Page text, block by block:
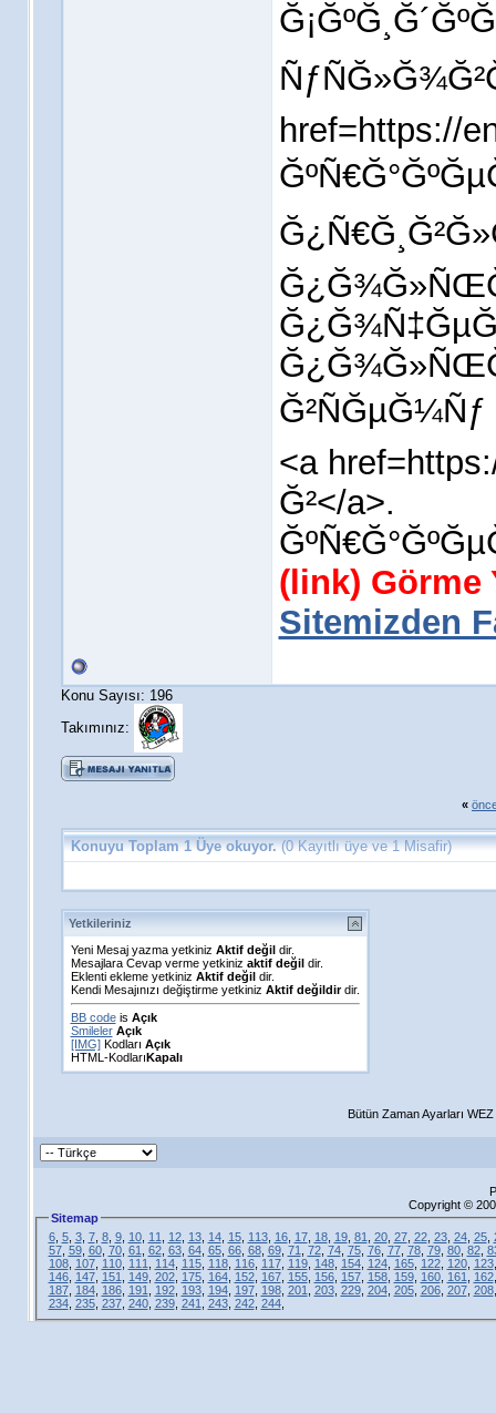
href=https://
Ğ²ÑĞµĞ¼Ñƒ
<a
Ğ²</a>.
(link) Görme
Sitemizden
Konu Sayısı: 196
Takımınız:
«
Konuyu Toplam 1 Üye okuyor.(0 Kayıtlı üye ve 1 Misafir)
Yetkileriniz
Yeni Mesaj yazma yetkiniz Aktif değildir.
Mesajlara Cevap verme yetkiniz aktif değildir.
Eklenti ekleme yetkiniz Aktif değildir.
Kendi Mesajınızı değiştirme yetkiniz Aktif değildirdir.
BB codeis Açık
Smileler Açık
[IMG]Kodları Açık
HTML-KodlarıKapalı
Bütün Zaman Ayarları
Copyright ©
Sitemap
6, 5, 3, 7, 8, 9, 10, 11 12, 13, 14, 15, 113, 16, 17, 18, 19, 81 20, 27, 22, 23, 24, 25,
57, 59, 60, 70, 61 62, 63, 64, 65, 66, 68, 69, 71 72, 74, 75, 76, 77, 78, 79, 80, 82,
108, 107, 110, 111 114, 115, 118, 116, 117, 119, 148, 154, 124, 165, 122, 120, 123
146, 147, 151 149, 202, 175, 164, 152, 167, 155, 156, 157, 158, 159, 160, 161 162
187, 184, 186, 191 192, 193, 194, 197, 198, 201 203, 229, 204, 205, 206, 207, 208
234, 235, 237, 240, 239, 241 243, 242, 244,